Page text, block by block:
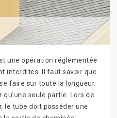
une opération réglementée
interdites. Il faut savoir que
faire sur toute la longueur.
qu'une seule partie. Lors de
le tube doit posséder une